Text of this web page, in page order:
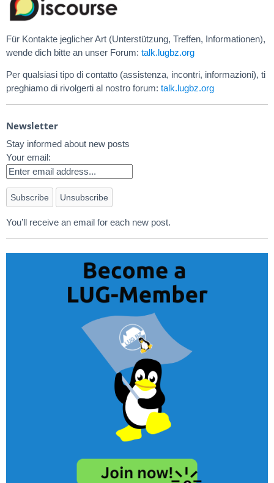
Für Kontakte jeglicher Art (Unterstützung, Treffen, Informationen),
wende dich bitte an unser Forum: talk.lugbz.org
Per qualsiasi tipo di contatto (assistenza, incontri, informazioni), ti
preghiamo di rivolgerti al nostro forum: talk.lugbz.org
Newsletter
Stay informed about new posts
Your email:
You’ll receive an email for each new post.